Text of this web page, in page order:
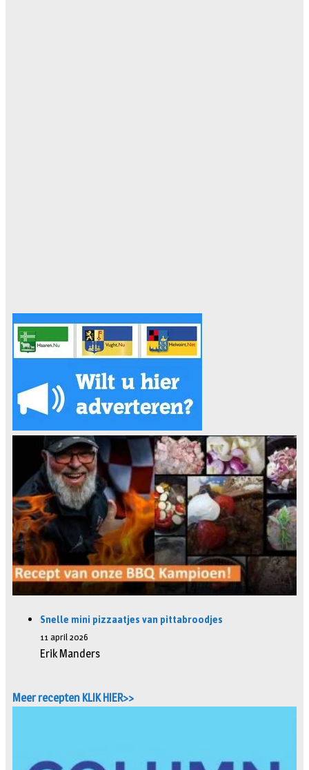
Snelle mini pizzaatjes van pittabroodjes
11 april 2026
Erik Manders
Meer recepten KLIK HIER>>